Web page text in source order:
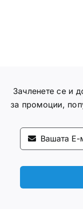
Зачленете се и
за промоции,